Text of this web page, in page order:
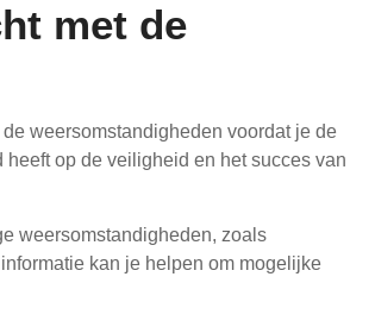
met de
weersomstandigheden voordat je de
op de veiligheid en het succes van
weersomstandigheden, zoals
kan je helpen om mogelijke